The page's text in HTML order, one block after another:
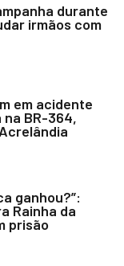
durante
irmãos com
em acidente
BR-364,
ganhou?”:
Rainha da
prisão